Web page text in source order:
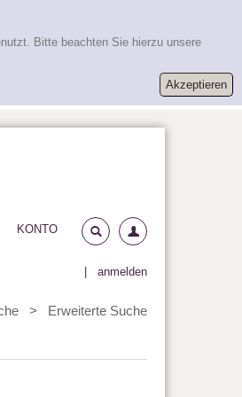
Bitte beachten Sie hierzu unsere
anmelden
KONTO
> Erweiterte Suche